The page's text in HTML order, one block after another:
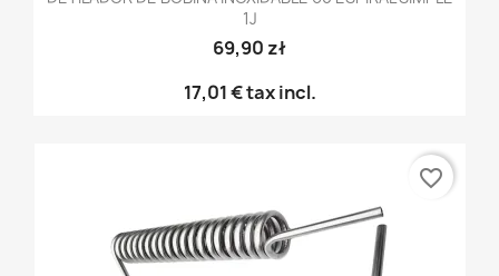
1J
69,90 zł
17,01 €tax incl.
favorite_border